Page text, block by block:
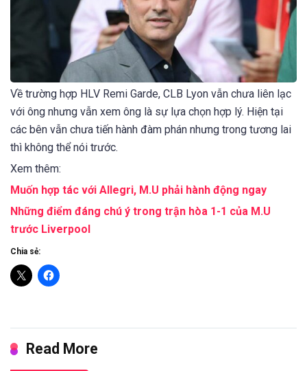
Về trường hợp HLV Remi Garde, CLB Lyon vẫn chưa liên lạc
với ông nhưng vẫn xem ông là sự lựa chọn hợp lý. Hiện tại
các bên vẫn chưa tiến hành đàm phán nhưng trong tương lai
thì không thể nói trước.
Xem thêm:
Muốn hợp tác với Allegri, M.U phải hành động ngay
Những điểm đáng chú ý trong trận hòa 1-1 của M.U
trước Liverpool
Chia sẻ:
Read More